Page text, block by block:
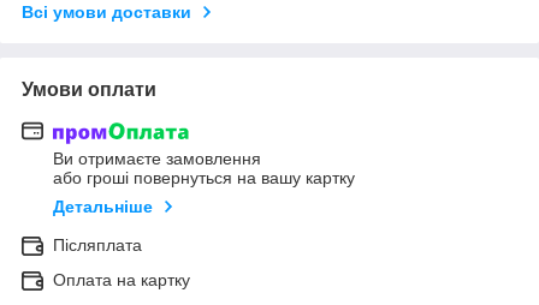
Всі умови доставки
Умови оплати
Ви отримаєте замовлення
або гроші повернуться на вашу картку
Детальніше
Післяплата
Оплата на картку